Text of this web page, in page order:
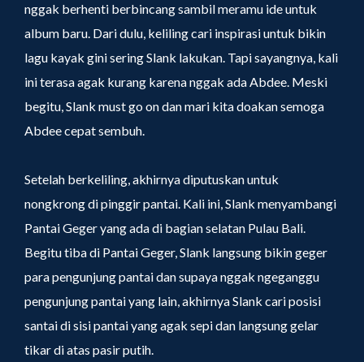
nggak berhenti berbincang sambil meramu ide untuk
album baru. Dari dulu, keliling cari inspirasi untuk bikin
lagu kayak gini sering Slank lakukan. Tapi sayangnya, kali
ini terasa agak kurang karena nggak ada Abdee. Meski
begitu, Slank must go on dan mari kita doakan semoga
Abdee cepat sembuh.
Setelah berkeliling, akhirnya diputuskan untuk
nongkrong di pinggir pantai. Kali ini, Slank menyambangi
Pantai Geger yang ada di bagian selatan Pulau Bali.
Begitu tiba di Pantai Geger, Slank langsung bikin geger
para pengunjung pantai dan supaya nggak ngeganggu
pengunjung pantai yang lain, akhirnya Slank cari posisi
santai di sisi pantai yang agak sepi dan langsung gelar
tikar di atas pasir putih.